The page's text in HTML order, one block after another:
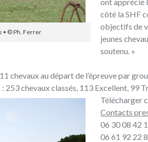
• © Ph. Ferrer
côté la SHF
objectifs de
jeunes
soutenu. »
chevaux au départ de l’épreuve par
chevaux classés, 113 Excellent, 99
Télécharger
Contacts
06 30 08 42
06 61 92 22